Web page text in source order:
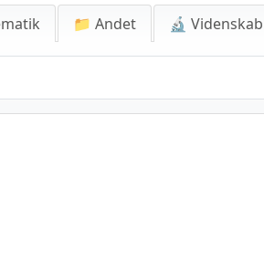
📁 Andet 🔬 Videnskab